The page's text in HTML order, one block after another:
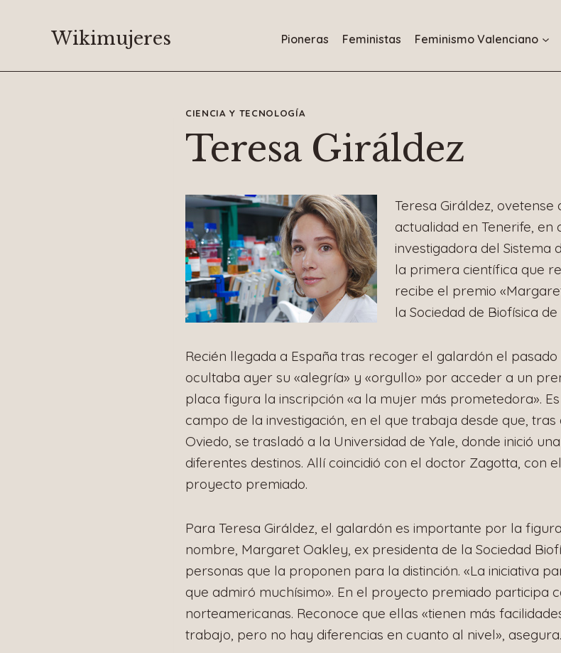
Wikimujeres Pioneras Feministas Feminismo Valenciano
CIENCIA Y TECNOLOGÍA
Teresa Giráldez
Teresa Giráldez, ovetense
actualidad en Tenerife,
investigadora del Sistema
la primera científica que
recibe el premio
la Sociedad de Biofísica de
Recién llegada a España tras recoger el galardón el
ocultaba ayer su «alegría» y «orgullo» por acceder a un
placa figura la inscripción «a la mujer más prometedora».
campo de la investigación, en el que trabaja desde que,
Oviedo, se trasladó a la Universidad de Yale, donde inició
diferentes destinos. Allí coincidió con el doctor Zagotta, con
proyecto premiado.
Para Teresa Giráldez, el galardón es importante por la
nombre, Margaret Oakley, ex presidenta de la Sociedad
personas que la proponen para la distinción. «La iniciativa
que admiró muchísimo». En el proyecto premiado participa
norteamericanas. Reconoce que ellas «tienen más
trabajo, pero no hay diferencias en cuanto al nivel», asegura.